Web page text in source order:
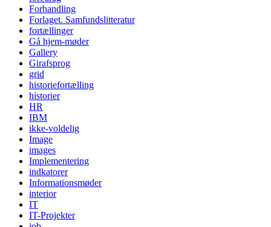
Forhandling
Forlaget. Samfundslitteratur
fortællinger
Gå hjem-møder
Gallery
Girafsprog
grid
historiefortælling
historier
HR
IBM
ikke-voldelig
Image
images
Implementering
indkatorer
Informationsmøder
interior
IT
IT-Projekter